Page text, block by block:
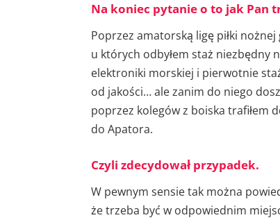
Na koniec pytanie o to jak Pan
Poprzez amatorską ligę piłki
u których odbyłem staż niezbędny
elektroniki morskiej i pierwotnie
od jakości… ale zanim do niego
poprzez kolegów z boiska trafiłem
do Apatora.
Czyli zdecydował przypadek.
W pewnym sensie tak można
że trzeba być w odpowiednim